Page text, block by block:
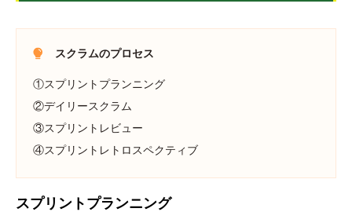
スクラムのプロセス
①スプリントプランニング
②デイリースクラム
③スプリントレビュー
④スプリントレトロスペクティブ
スプリントプランニング